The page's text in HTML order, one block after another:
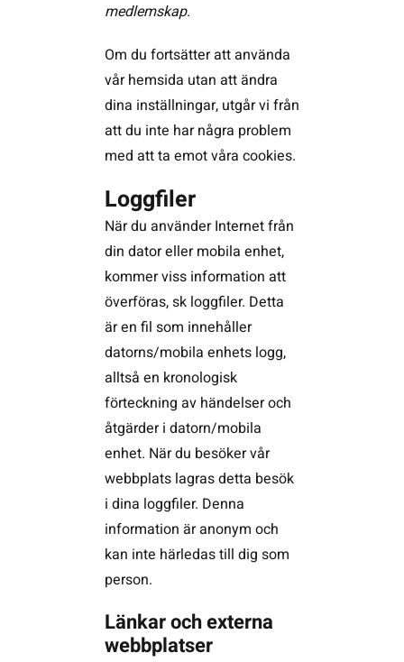
medlemskap.
Om du fortsätter att använda
vår hemsida utan att ändra
dina inställningar, utgår vi från
att du inte har några problem
med att ta emot våra cookies.
Loggfiler
När du använder Internet från
din dator eller mobila enhet,
kommer viss information att
överföras, sk loggfiler. Detta
är en fil som innehåller
datorns/mobila enhets logg,
alltså en kronologisk
förteckning av händelser och
åtgärder i datorn/mobila
enhet. När du besöker vår
webbplats lagras detta besök
i dina loggfiler. Denna
information är anonym och
kan inte härledas till dig som
person.
Länkar och externa
webbplatser